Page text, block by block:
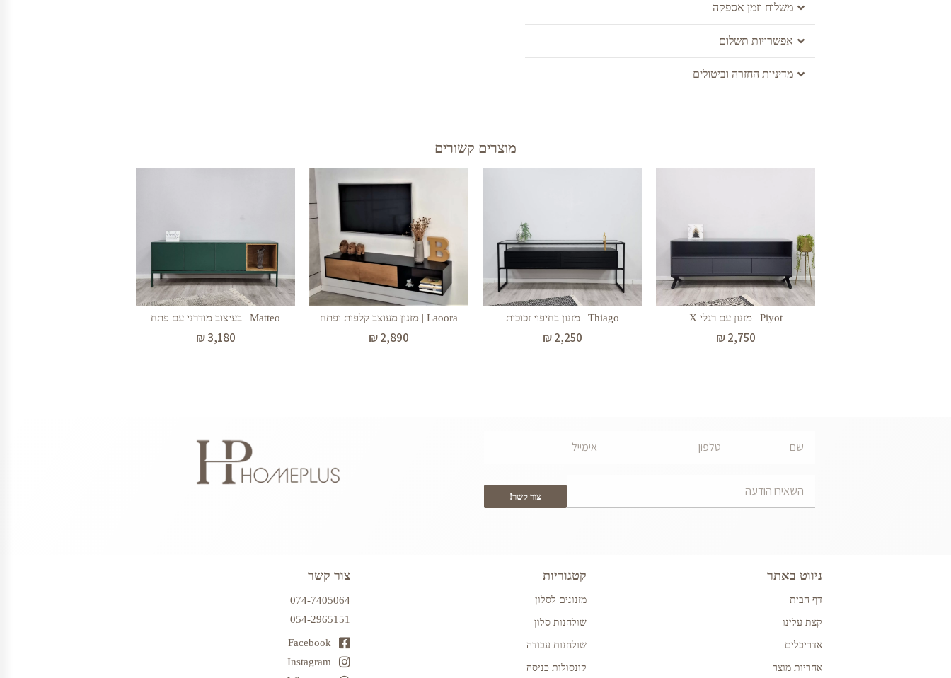
משלוח וזמן אספקה
אפשרויות תשלום
מדיניות החזרה וביטולים
מוצרים קשורים
Piyot | מזנון עם רגלי X
₪2,750
Thiago | מזנון בחיפוי זכוכית
₪2,250
Laoora | מזנון מעוצב קלפות ופתח
₪2,890
Matteo | בעיצוב מודרני עם פתח
₪3,180
צור קשר!
ניווט באתר
דף הבית
קצת עלינו
אדריכלים
אחריות מוצר
קטגוריות
מזנונים לסלון
שולחנות סלון
שולחנות עבודה
קונסולות כניסה
צור קשר
074-7405064
054-2965151
Facebook
Instagram